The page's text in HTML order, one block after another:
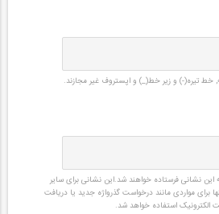
خط تیره(-) و زیر خط(_) و اپستروف غیر مجازند.
این نشانی فرستاده خواهند شد.این نشانی برای سایر
برای مواردی مانند درخواست گذرواژه جدید یا دریافت
استفاده خواهد شد.